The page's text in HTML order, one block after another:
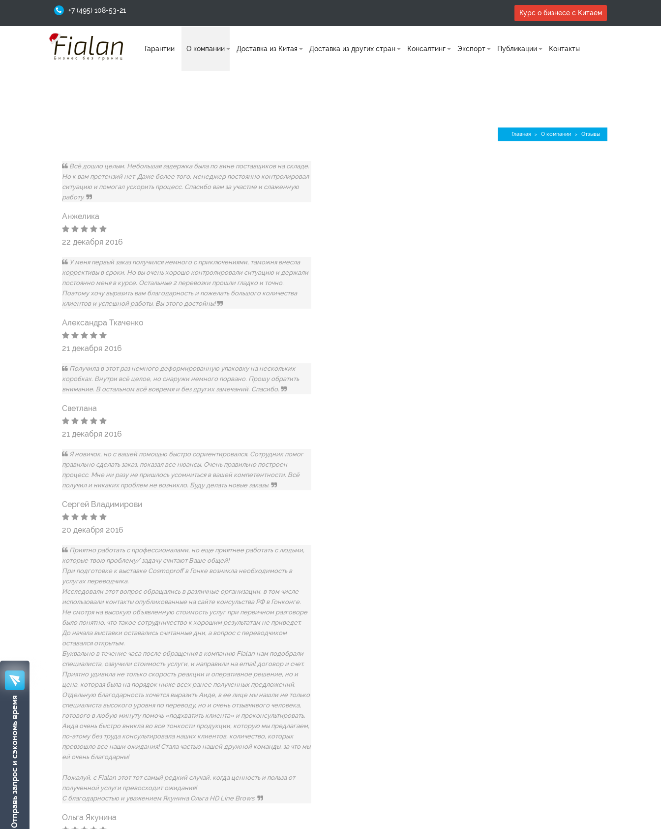
+7 (495) 108-53-21 Курс о бизнесе с Китаем
Гарантии О компании Доставка из Китая Доставка из других стран Консалтинг Экспорт Публикации Контакты
Главная > О компании > Отзывы
Всё дошло целым. Небольшая задержка была по вине поставщиков на складе.
Но к вам претензий нет. Даже более того, менеджер постоянно контролировал
ситуацию и помогал ускорить процесс. Спасибо вам за участие и слаженную
работу.
Анжелика
22 декабря 2016
У меня первый заказ получился немного с приключениями, таможня внесла
коррективы в сроки. Но вы очень хорошо контролировали ситуацию и держали
постоянно меня в курсе. Остальные 2 перевозки прошли гладко и точно.
Поэтому хочу выразить вам благодарность и пожелать большого количества
клиентов и успешной работы. Вы этого достойны!
Александра Ткаченко
21 декабря 2016
Получила в этот раз немного деформированную упаковку на нескольких
коробках. Внутри всё целое, но снаружи немного порвано. Прошу обратить
внимание. В остальном всё вовремя и без других замечаний. Спасибо.
Светлана
21 декабря 2016
Я новичок, но с вашей помощью быстро сориентировался. Сотрудник помог
правильно сделать заказ, показал все нюансы. Очень правильно построен
процесс. Мне ни разу не пришлось усомниться в вашей компетентности. Всё
получил и никаких проблем не возникло. Буду делать новые заказы.
Сергей Владимирови
20 декабря 2016
Приятно работать с профессионалами, но еще приятнее работать с людьми,
которые твою проблему/ задачу считают Ваше общей!
При подготовке к выставке Cosmoproff в Гонке возникла необходимость в
услугах переводчика.
Исследовали этот вопрос обращались в различные организации, в том числе
использовали контакты опубликованные на сайте консульства РФ в Гонконге.
Не смотря на высокую объявленную стоимость услуг при первичном разговоре
было понятно, что такое сотрудничество к хорошим результатам не приведет.
До начала выставки оставались считанные дни, а вопрос с переводчиком
оставался открытым.
Буквально в течение часа после обращения в компанию Fialan нам подобрали
специалиста, озвучили стоимость услуги, и направили на email договор и счет.
Приятно удивила не только скорость реакции и оперативное решение, но и
цена, которая была на порядок ниже всех ранее полученных предложений.
Отдельную благодарность хочется выразить Аиде, в ее лице мы нашли не только
специалиста высокого уровня по переводу, но и очень отзывчивого человека,
готового в любую минуту помочь «подхватить клиента» и проконсультировать.
Аида очень быстро вникла во все тонкости продукции, которую мы предлагаем,
по-этому без труда консультировала наших клиентов, количество, которых
превзошло все наши ожидания! Стала частью нашей дружной команды, за что мы
ей очень благодарны!
Пожалуй, с Fialan этот тот самый редкий случай, когда ценность и польза от
полученной услуги превосходит ожидания!
С благодарностью и уважением Якунина Ольга HD Line Brows.
Ольга Якунина
Отправь запрос и сэкономь время